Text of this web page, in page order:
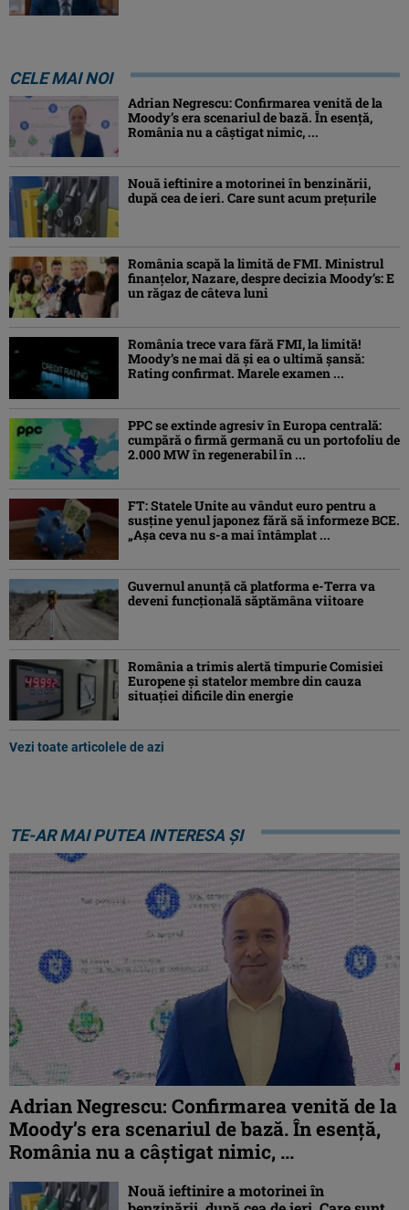
CELE MAI NOI
Adrian Negrescu: Confirmarea venită de la
Moody’s era scenariul de bază. În esenţă,
România nu a câştigat nimic, ...
Nouă ieftinire a motorinei în benzinării,
după cea de ieri. Care sunt acum prețurile
România scapă la limită de FMI. Ministrul
finanțelor, Nazare, despre decizia Moody’s: E
un răgaz de câteva luni
România trece vara fără FMI, la limită!
Moody’s ne mai dă și ea o ultimă șansă:
Rating confirmat. Marele examen ...
PPC se extinde agresiv în Europa centrală:
cumpără o firmă germană cu un portofoliu de
2.000 MW în regenerabil în ...
FT: Statele Unite au vândut euro pentru a
susține yenul japonez fără să informeze BCE.
„Așa ceva nu s-a mai întâmplat ...
Guvernul anunță că platforma e-Terra va
deveni funcţională săptămâna viitoare
România a trimis alertă timpurie Comisiei
Europene și statelor membre din cauza
situației dificile din energie
Vezi toate articolele de azi
TE-AR MAI PUTEA INTERESA ȘI
Adrian Negrescu: Confirmarea venită de la
Moody’s era scenariul de bază. În esenţă,
România nu a câştigat nimic, ...
Nouă ieftinire a motorinei în